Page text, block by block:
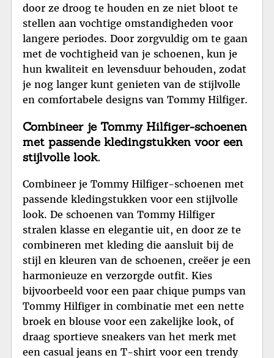
door ze droog te houden en ze niet bloot te
stellen aan vochtige omstandigheden voor
langere periodes. Door zorgvuldig om te gaan
met de vochtigheid van je schoenen, kun je
hun kwaliteit en levensduur behouden, zodat
je nog langer kunt genieten van de stijlvolle
en comfortabele designs van Tommy Hilfiger.
Combineer je Tommy Hilfiger-schoenen
met passende kledingstukken voor een
stijlvolle look.
Combineer je Tommy Hilfiger-schoenen met
passende kledingstukken voor een stijlvolle
look. De schoenen van Tommy Hilfiger
stralen klasse en elegantie uit, en door ze te
combineren met kleding die aansluit bij de
stijl en kleuren van de schoenen, creëer je een
harmonieuze en verzorgde outfit. Kies
bijvoorbeeld voor een paar chique pumps van
Tommy Hilfiger in combinatie met een nette
broek en blouse voor een zakelijke look, of
draag sportieve sneakers van het merk met
een casual jeans en T-shirt voor een trendy